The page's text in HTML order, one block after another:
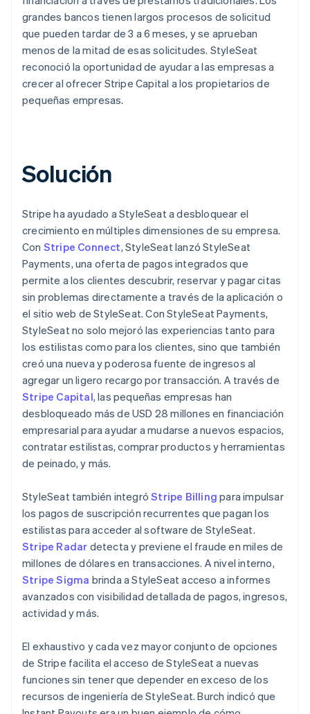
grandes bancos tienen largos procesos de solicitud
que pueden tardar de 3 a 6 meses, y se aprueban
menos de la mitad de esas solicitudes. StyleSeat
reconoció la oportunidad de ayudar a las empresas a
crecer al ofrecer Stripe Capital a los propietarios de
pequeñas empresas.
Solución
Stripe ha ayudado a StyleSeat a desbloquear el
crecimiento en múltiples dimensiones de su empresa.
Con Stripe Connect, StyleSeat lanzó StyleSeat
Payments, una oferta de pagos integrados que
permite a los clientes descubrir, reservar y pagar citas
sin problemas directamente a través de la aplicación o
el sitio web de StyleSeat. Con StyleSeat Payments,
StyleSeat no solo mejoró las experiencias tanto para
los estilistas como para los clientes, sino que también
creó una nueva y poderosa fuente de ingresos al
agregar un ligero recargo por transacción. A través de
Stripe Capital, las pequeñas empresas han
desbloqueado más de USD 28 millones en financiación
empresarial para ayudar a mudarse a nuevos espacios,
contratar estilistas, comprar productos y herramientas
de peinado, y más.
StyleSeat también integróStripe Billing para impulsar
los pagos de suscripción recurrentes que pagan los
estilistas para acceder al software de StyleSeat.
Stripe Radar detecta y previene el fraude en miles de
millones de dólares en transacciones. A nivel interno,
Stripe Sigma brinda a StyleSeat acceso a informes
avanzados con visibilidad detallada de pagos, ingresos,
actividad y más.
El exhaustivo y cada vez mayor conjunto de opciones
de Stripe facilita el acceso de StyleSeat a nuevas
funciones sin tener que depender en exceso de los
recursos de ingeniería de StyleSeat. Burch indicó que